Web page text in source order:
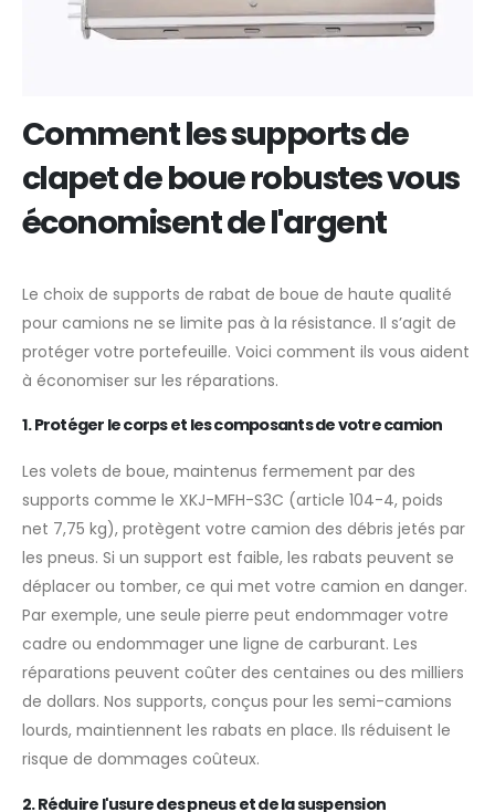
Comment les supports de
clapet de boue robustes vous
économisent de l'argent
Le choix de supports de rabat de boue de haute qualité
pour camions ne se limite pas à la résistance. Il s’agit de
protéger votre portefeuille. Voici comment ils vous aident
à économiser sur les réparations.
1. Protéger le corps et les composants de votre camion
Les volets de boue, maintenus fermement par des
supports comme le XKJ-MFH-S3C (article 104-4, poids
net 7,75 kg), protègent votre camion des débris jetés par
les pneus. Si un support est faible, les rabats peuvent se
déplacer ou tomber, ce qui met votre camion en danger.
Par exemple, une seule pierre peut endommager votre
cadre ou endommager une ligne de carburant. Les
réparations peuvent coûter des centaines ou des milliers
de dollars. Nos supports, conçus pour les semi-camions
lourds, maintiennent les rabats en place. Ils réduisent le
risque de dommages coûteux.
2. Réduire l'usure des pneus et de la suspension